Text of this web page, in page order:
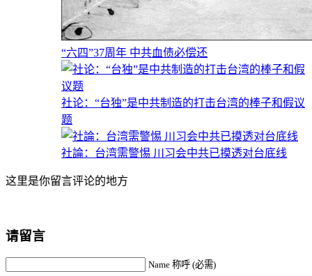
“六四”37周年 中共血债必偿还
社论：“台独”是中共制造的打击台湾的棒子和假议
题
社論：台湾需警惕 川习会中共已摸透对台底线
这里是你留言评论的地方
请留言
Name 称呼 (必需)